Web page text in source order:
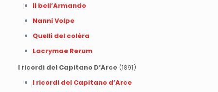
Il bell’Armando
Nanni Volpe
Quelli del colèra
Lacrymae Rerum
I ricordi del Capitano D’Arce(1891)
I ricordi del Capitano d’Arce